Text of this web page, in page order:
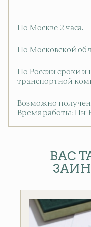
По Москве 2
По Московской
По России сроки и
транспортной
Возможно
Время работы: Пн-
ВАС